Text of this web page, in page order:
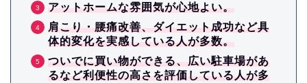
アットホームな雰囲気が心地よい。
肩こり・腰痛改善、ダイエット成功など具
体的変化を実感している人が多数。
ついでに買い物ができる、広い駐車場があ
るなど利便性の高さを評価している人が多